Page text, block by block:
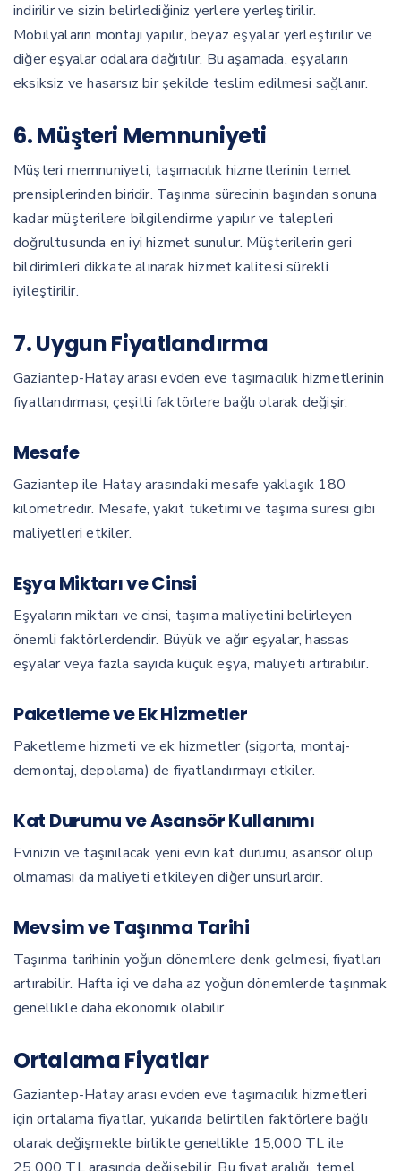
indirilir ve sizin belirlediğiniz yerlere yerleştirilir.
Mobilyaların montajı yapılır, beyaz eşyalar yerleştirilir ve
diğer eşyalar odalara dağıtılır. Bu aşamada, eşyaların
eksiksiz ve hasarsız bir şekilde teslim edilmesi sağlanır.
6. Müşteri Memnuniyeti
Müşteri memnuniyeti, taşımacılık hizmetlerinin temel
prensiplerinden biridir. Taşınma sürecinin başından sonuna
kadar müşterilere bilgilendirme yapılır ve talepleri
doğrultusunda en iyi hizmet sunulur. Müşterilerin geri
bildirimleri dikkate alınarak hizmet kalitesi sürekli
iyileştirilir.
7. Uygun Fiyatlandırma
Gaziantep-Hatay arası evden eve taşımacılık hizmetlerinin
fiyatlandırması, çeşitli faktörlere bağlı olarak değişir:
Mesafe
Gaziantep ile Hatay arasındaki mesafe yaklaşık 180
kilometredir. Mesafe, yakıt tüketimi ve taşıma süresi gibi
maliyetleri etkiler.
Eşya Miktarı ve Cinsi
Eşyaların miktarı ve cinsi, taşıma maliyetini belirleyen
önemli faktörlerdendir. Büyük ve ağır eşyalar, hassas
eşyalar veya fazla sayıda küçük eşya, maliyeti artırabilir.
Paketleme ve Ek Hizmetler
Paketleme hizmeti ve ek hizmetler (sigorta, montaj-
demontaj, depolama) de fiyatlandırmayı etkiler.
Kat Durumu ve Asansör Kullanımı
Evinizin ve taşınılacak yeni evin kat durumu, asansör olup
olmaması da maliyeti etkileyen diğer unsurlardır.
Mevsim ve Taşınma Tarihi
Taşınma tarihinin yoğun dönemlere denk gelmesi, fiyatları
artırabilir. Hafta içi ve daha az yoğun dönemlerde taşınmak
genellikle daha ekonomik olabilir.
Ortalama Fiyatlar
Gaziantep-Hatay arası evden eve taşımacılık hizmetleri
için ortalama fiyatlar, yukarıda belirtilen faktörlere bağlı
olarak değişmekle birlikte genellikle 15,000 TL ile